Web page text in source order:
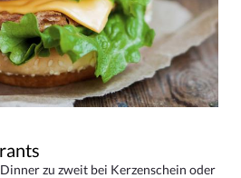
zu zweit bei Kerzenschein oder